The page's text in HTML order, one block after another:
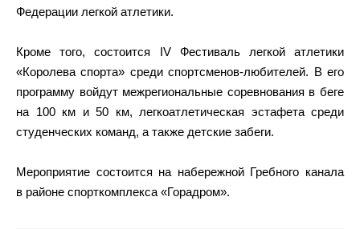
Федерации легкой атлетики.
Кроме того, состоится IV Фестиваль легкой атлетики
«Королева спорта» среди спортсменов-любителей. В его
программу войдут межрегиональные соревнования в беге
на 100 км и 50 км, легкоатлетическая эстафета среди
студенческих команд, а также детские забеги.
Мероприятие состоится на набережной Гребного канала
в районе спорткомплекса «Горадром».